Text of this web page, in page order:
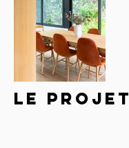
LE PROJET